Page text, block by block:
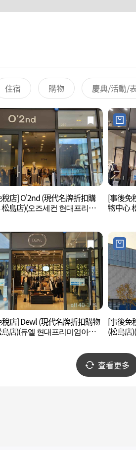
住宿 購物 慶典/活動/
店] O'2nd (現代名牌折扣購
島店)(오즈세컨 현대프리미
[事後免
物中心
店] Dewl (現代名牌折扣購物
店)(듀엘 현대프리미엄아울
[事後免
(松島店
查看更多